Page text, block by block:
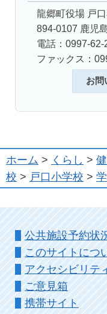
龍郷町役場 戸
894-0107 鹿児
電話：0997-62-
ファックス：
お問
ホーム > くらし >
校 > 戸口小学校 >
公共施設予約状
このサイトにつ
アクセシビリテ
ご意見箱
携帯サイト